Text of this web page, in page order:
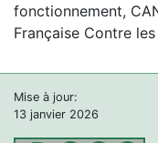
fonctionnement,
Française Contre
Mise à jour:
13 janvier 2026